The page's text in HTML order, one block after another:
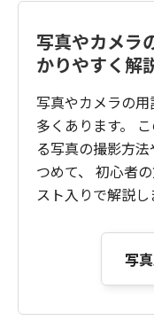
写真やカメラ
かりやすく解
写真やカメラの
多くあります。
る写真の撮影方
つめて、 初心者
スト入りで解説し
写